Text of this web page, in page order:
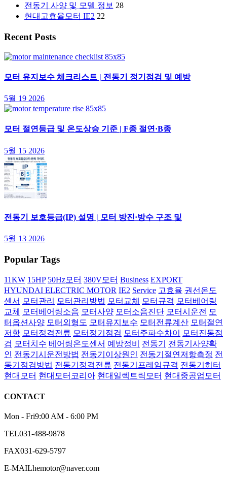
전동기 사양 및 모델 정보 28
현대고효율모터 IE2 22
Recent Posts
모터 유지보수 체크리스트 | 전동기 정기점검 및 예방
5월 19 2026
모터 절연등급 및 온도상승 기준 | F종 절연·B종
5월 15 2026
전동기 보호등급(IP) 설명 | 모터 방진·방수 구조 및
5월 13 2026
Popular Tags
11KW 15HP 50Hz모터 380V모터 Business EXPORT
HYUNDAI ELECTRIC MOTOR IE2 Service 고효율 권선온도
센서 모터관리 모터관리방법 모터교체 모터규격 모터베어링
교체
모터베어링소음 모터사양 모터소음진단 모터시운전 모
터옵션사양 모터외형도 모터유지보수 모터전류계산 모터절연
저항 모터정격전류 모터정기점검 모터주파수차이
모터진동점
검 모터치수 베어링온도센서 예방정비 전동기
전동기사양확
인 전동기시운전방법 전동기이상원인 전동기절연저항측정 전
동기점검방법 전동기정격전류 전동기프레임규격 전동기히터
현대모터 현대모터코리아 현대일렉트릭모터 현대중공업모터
CONTACT
Mon - Fri9:00 AM - 6:00 PM
TEL031-488-9878
FAX031-629-5797
E-MAILhemotor@naver.com